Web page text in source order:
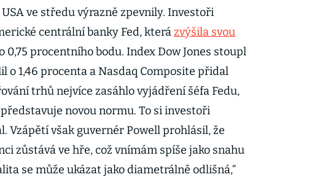
ve středu výrazně zpevnily. Investoři
centrální banky Fed, kterázvýšila svou
0,75 procentního bodu. Index Dow Jones stoupl
o 1,46 procenta a Nasdaq Composite přidal
trhů nejvíce zasáhlo vyjádření šéfa Fedu,
novou normu. To si investoři
Vzápětí však guvernér Powell prohlásil, že
zůstává ve hře, což vnímám spíše jako snahu
se může ukázat jako diametrálně odlišná,“